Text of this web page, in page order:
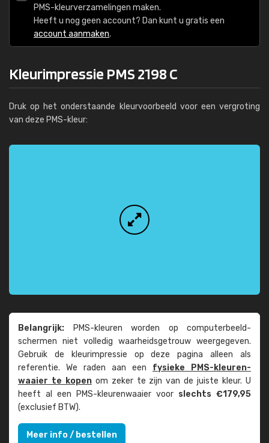
PMS-kleurverzamelingen maken.
Heeft u nog geen account? Dan kunt u gratis een
account aanmaken.
Kleurimpressie PMS 2198 C
Druk op het onderstaande kleurvoorbeeld voor een vergroting
van deze PMS-kleur:
Belangrijk: PMS-kleuren worden op computer­beeld­
schermen niet volledig waarheids­­getrouw weer­gegeven.
Gebruik de kleur­impressie op deze pagina alleen als
referentie. We raden aan een fysieke PMS-kleuren­
waaier te kopenom zeker te zijn van de juiste kleur. U
heeft al een PMS-kleuren­waaier voor slechts €179,95
(exclusief BTW).
Meer info / bestellen